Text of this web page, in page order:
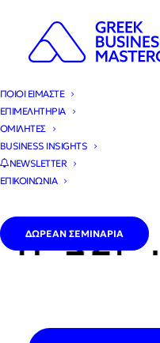
ΠΟΙΟΙ ΕΙΜΑΣΤΕ
ΕΠΙΜΕΛΗΤΗΡΙΑ
ΟΜΙΛΗΤΕΣ
BUSINESS INSIGHTS
NEWSLETTER
ΕΠΙΚΟΙΝΩΝΙΑ
ΔΩΡΕΑΝ ΣΕΜΙΝΑΡΙΑ
ΚΕΝΤΡΙΚΗ